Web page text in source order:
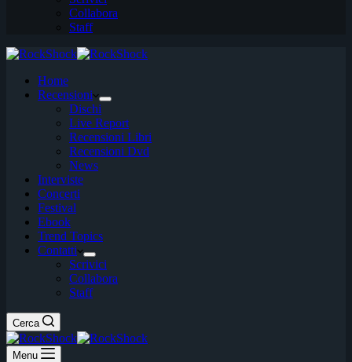
Collabora
Staff
Home
Recensioni
Dischi
Live Report
Recensioni Libri
Recensioni Dvd
News
Interviste
Concerti
Festival
Ebook
Trend Topics
Contatti
Scrivici
Collabora
Staff
Cerca
Menu